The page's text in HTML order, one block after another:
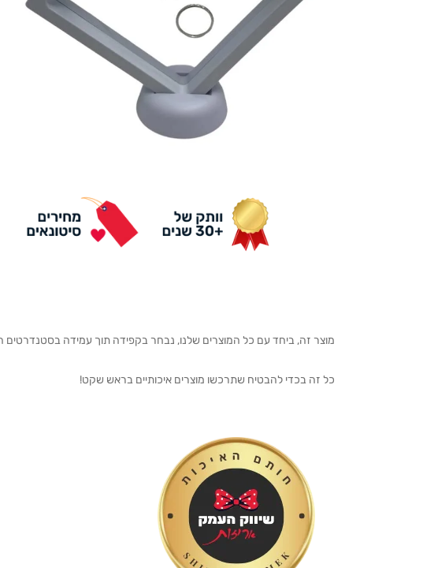
מוצר זה, ביחד עם כל המוצרים שלנו, נבחר בקפידה תוך עמידה בסטנדרטים
כל זה בכדי להבטיח שתרכשו מוצרים איכותיים בראש שקט!